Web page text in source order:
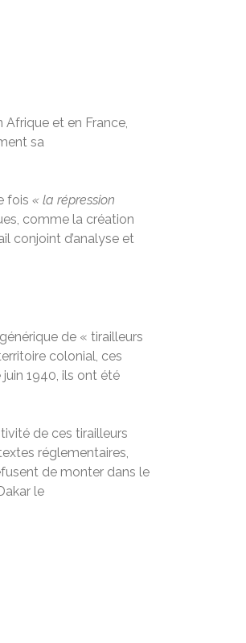
Afrique et en France,
sa
fois « la répression
comme la création
conjoint d’analyse et
de « tirailleurs
colonial, ces
1940, ils ont été
de ces tirailleurs
réglementaires,
de monter dans le
le